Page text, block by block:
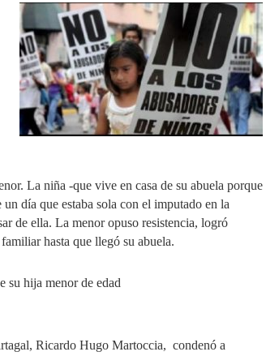
La niña -que vive en casa de su abuela porque
día que estaba sola con el imputado en la
de ella. La menor opuso resistencia, logró
hasta que llegó su abuela.
su hija menor de edad
Ricardo Hugo Martoccia, condenó a